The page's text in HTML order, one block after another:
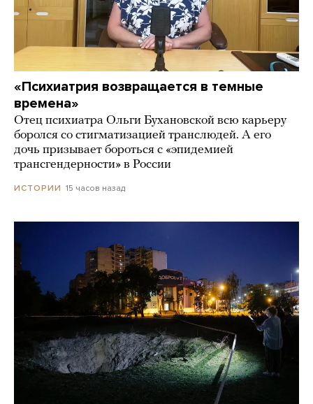
«Психиатрия возвращается в темные
времена»
Отец психиатра Ольги Бухановской всю карьеру
боролся со стигматизацией транслюдей. А его
дочь призывает бороться с «эпидемией
трансгендерности» в России
ИСТОРИИ 15 часов назад